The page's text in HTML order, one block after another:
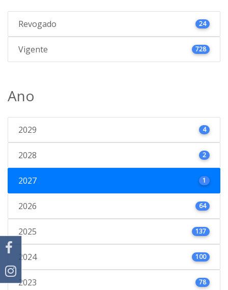
Revogado 24
Vigente 728
Ano
2029 4
2028 2
2027 1
2026 64
2025 137
2024 100
2023 78